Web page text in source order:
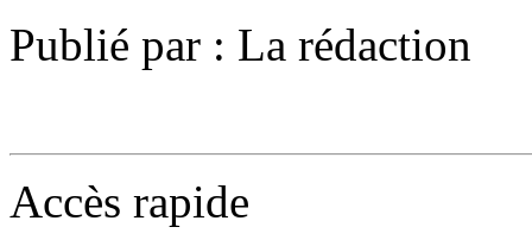
Publié par : La rédaction
Accès rapide